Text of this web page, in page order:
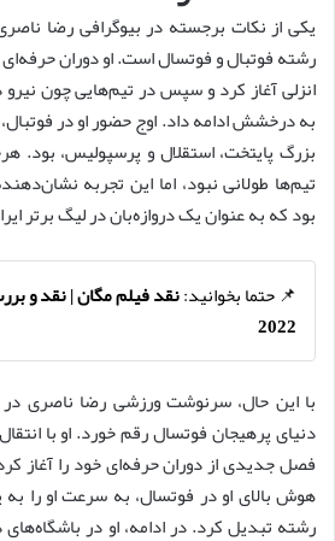
یکی از نکات برجسته در بیوگرافی رضا
رشته فوتبال و فوتسال است. او دوران حرفه‌ای
انزلی آغاز کرد و سپس در تیم‌هایی چون
به درخشش ادامه داد. اوج حضور او در
بزرگ پایتخت، استقلال و پرسپولیس، بود.
تیم‌ها طولانی نبود، اما این تجربه
بود که به عنوان یک دروازه‌بان در لیگ برتر
📌 حتما بخوانید:
2022
با این حال، سرنوشت ورزشی رضا ناصری
دنیای پرهیجان فوتسال رقم خورد. او با
فصل جدیدی از دوران حرفه‌ای خود را آغاز
هوش بالای او در فوتسال، به سرعت او را
رشته تبدیل کرد. در ادامه، او در